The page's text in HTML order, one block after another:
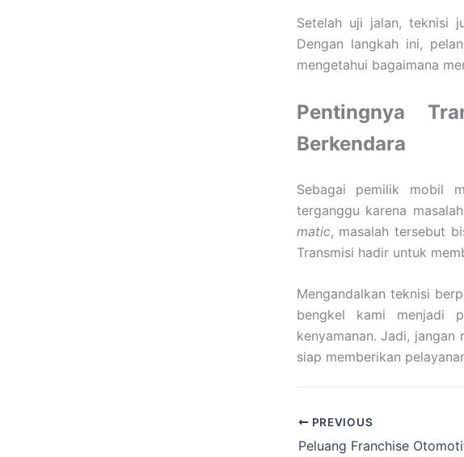
Setelah uji jalan, teknisi
Dengan langkah ini,
mengetahui bagaimana
Pentingnya
Berkendara
Sebagai pemilik mobil
terganggu karena
matic, masalah tersebut
Transmisi hadir untuk
Mengandalkan teknisi
bengkel kami menjadi
kenyamanan. Jadi,
siap memberikan
PREVIOUS